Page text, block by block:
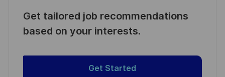
Get tailored job recommendations
based on your interests.
Get Started